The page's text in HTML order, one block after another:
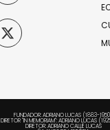
FUNDADOR: ADRIANO LUCAS (1883-
DIRETOR "IN MEMORIAM": ADRIANO LUCAS
DIRETOR: ADRIANO CALLÉ LUCAS